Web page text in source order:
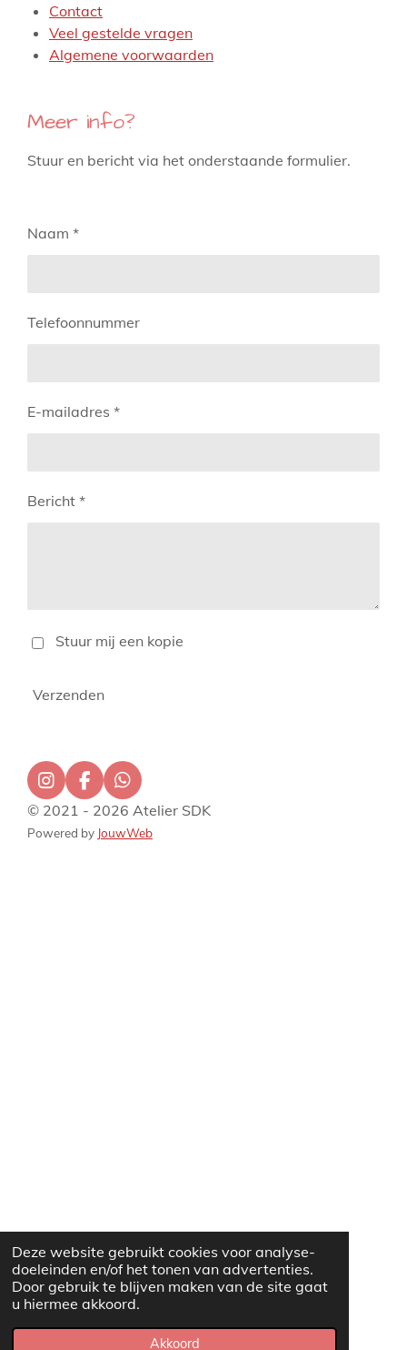
Deze website gebruikt cookies voor analyse-
doeleinden en/of het tonen van advertenties.
Door gebruik te blijven maken van de site gaat
u hiermee akkoord.
Akkoord
Contact
Veel gestelde vragen
Algemene voorwaarden
Meer info?
Stuur en bericht via het onderstaande formulier.
Naam *
Telefoonnummer
E-mailadres *
Bericht *
Stuur mij een kopie
Verzenden
I
n
s
t
F
a
e
W
h
a
t
© 2021 - 2026 Atelier SDK
Powered by JouwWeb